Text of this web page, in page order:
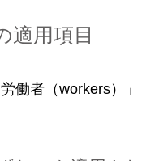
適用項目
働者（workers）